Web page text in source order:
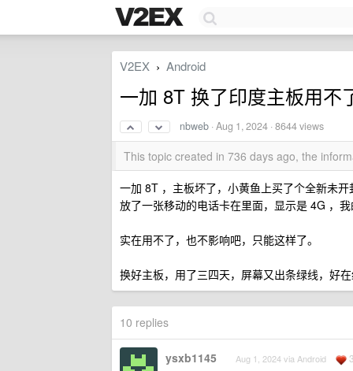
V2EX › Android
一加 8T 换了印度主板用不
nbweb ·Aug 1, 2024 · 8644 views
This topic created in 736 days ago, the
一加 8T ，主板坏了，小黄鱼上买了个全新未
放了一张移动的电话卡在里面，显示是 4G ，
实在用不了，也不影响吧，只能这样了。
换好主板，用了三四天，屏幕又出条绿线，好
10 replies
ysxb1145 Aug 1, 2024 via Android